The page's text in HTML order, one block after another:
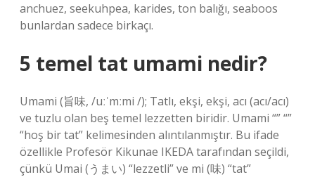
anchuez, seekuhpea, karides, ton balığı, seaboos
bunlardan sadece birkaçı.
5 temel tat umami nedir?
Umami (旨味, /uːˈmːmi /); Tatlı, ekşi, ekşi, acı (acı/acı)
ve tuzlu olan beş temel lezzetten biridir. Umami “” “”
“hoş bir tat” kelimesinden alıntılanmıştır. Bu ifade
özellikle Profesör Kikunae IKEDA tarafından seçildi,
çünkü Umai (うまい) “lezzetli” ve mi (味) “tat”